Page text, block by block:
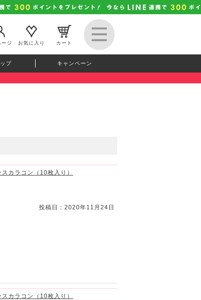
ージ
お気に入り カート
プ キャンペーン
カラコン（10枚入り）
投稿日：2020年11月24日
カラコン（10枚入り）